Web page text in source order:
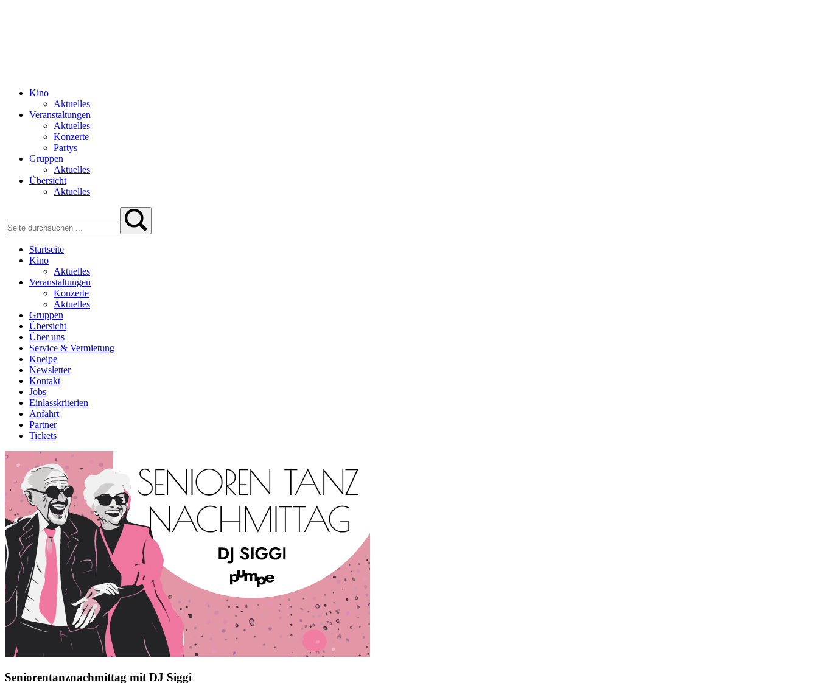
Kino
Aktuelles
Veranstaltungen
Aktuelles
Konzerte
Partys
Gruppen
Aktuelles
Übersicht
Aktuelles
Startseite
Kino
Aktuelles
Veranstaltungen
Konzerte
Aktuelles
Gruppen
Übersicht
Über uns
Service & Vermietung
Kneipe
Newsletter
Kontakt
Jobs
Einlasskriterien
Anfahrt
Partner
Tickets
Seniorentanznachmittag mit DJ Siggi